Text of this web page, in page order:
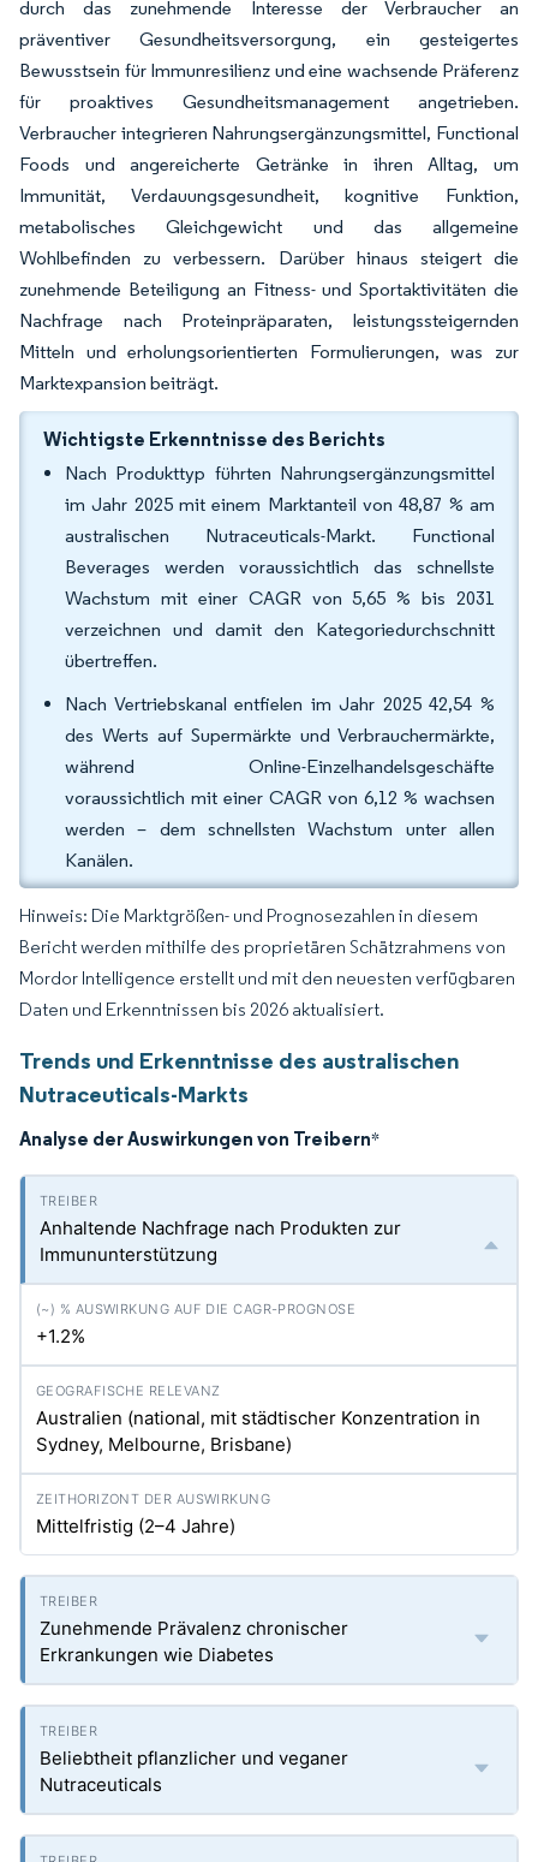
durch das zunehmende Interesse der Verbraucher an
präventiver Gesundheitsversorgung, ein gesteigertes
Bewusstsein für Immunresilienz und eine wachsende Präferenz
für proaktives Gesundheitsmanagement angetrieben.
Verbraucher integrieren Nahrungsergänzungsmittel, Functional
Foods und angereicherte Getränke in ihren Alltag, um
Immunität, Verdauungsgesundheit, kognitive Funktion,
metabolisches Gleichgewicht und das allgemeine
Wohlbefinden zu verbessern. Darüber hinaus steigert die
zunehmende Beteiligung an Fitness- und Sportaktivitäten die
Nachfrage nach Proteinpräparaten, leistungssteigernden
Mitteln und erholungsorientierten Formulierungen, was zur
Marktexpansion beiträgt.
Wichtigste Erkenntnisse des Berichts
Nach Produkttyp führten Nahrungsergänzungsmittel
im Jahr 2025 mit einem Marktanteil von 48,87 % am
australischen Nutraceuticals-Markt. Functional
Beverages werden voraussichtlich das schnellste
Wachstum mit einer CAGR von 5,65 % bis 2031
verzeichnen und damit den Kategoriedurchschnitt
übertreffen.
Nach Vertriebskanal entfielen im Jahr 2025 42,54 %
des Werts auf Supermärkte und Verbrauchermärkte,
während Online-Einzelhandelsgeschäfte
voraussichtlich mit einer CAGR von 6,12 % wachsen
werden – dem schnellsten Wachstum unter allen
Kanälen.
Hinweis: Die Marktgrößen- und Prognosezahlen in diesem
Bericht werden mithilfe des proprietären Schätzrahmens von
Mordor Intelligence erstellt und mit den neuesten verfügbaren
Daten und Erkenntnissen bis 2026 aktualisiert.
Trends und Erkenntnisse des australischen
Nutraceuticals-Markts
Analyse der Auswirkungen von Treibern*
Anhaltende Nachfrage nach Produkten zur
Immununterstützung
+1.2%
Australien (national, mit städtischer Konzentration in
Sydney, Melbourne, Brisbane)
Mittelfristig (2–4 Jahre)
Zunehmende Prävalenz chronischer
Erkrankungen wie Diabetes
Beliebtheit pflanzlicher und veganer
Nutraceuticals